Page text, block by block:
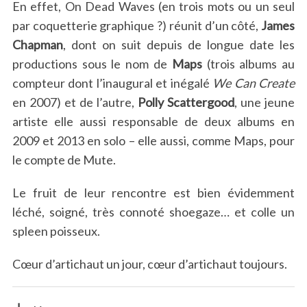
En effet, On Dead Waves (en trois mots ou un seul
par coquetterie graphique ?) réunit d’un côté, James
Chapman, dont on suit depuis de longue date les
productions sous le nom de Maps(trois albums au
compteur dont l’inaugural et inégalé We Can Create
en 2007) et de l’autre, Polly Scattergood, une jeune
artiste elle aussi responsable de deux albums en
2009 et 2013 en solo – elle aussi, comme Maps, pour
le compte de Mute.
Le fruit de leur rencontre est bien évidemment
léché, soigné, très connoté shoegaze… et colle un
spleen poisseux.
Cœur d’artichaut un jour, cœur d’artichaut toujours.